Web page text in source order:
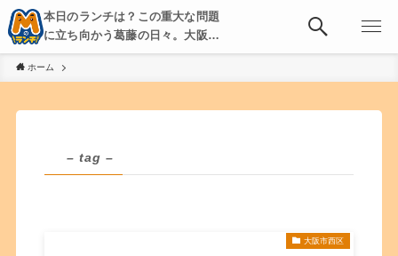
本日のランチは？この重大な問題
に立ち向かう葛藤の日々。大阪・
京都・神戸を中心とした食べ歩
き、飲み歩きを綴る。
ホーム
– tag –
大阪市西区